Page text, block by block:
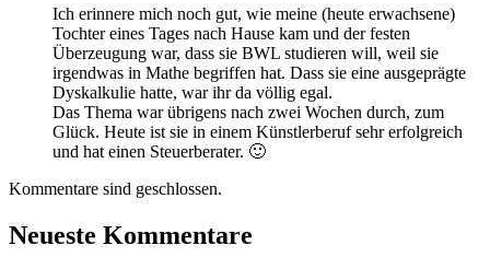
Ich erinnere mich noch gut, wie meine (heute erwachsene)
Tochter eines Tages nach Hause kam und der festen
Überzeugung war, dass sie BWL studieren will, weil sie
irgendwas in Mathe begriffen hat. Dass sie eine ausgeprägte
Dyskalkulie hatte, war ihr da völlig egal.
Das Thema war übrigens nach zwei Wochen durch, zum
Glück. Heute ist sie in einem Künstlerberuf sehr erfolgreich
und hat einen Steuerberater. 🙂
Kommentare sind geschlossen.
Neueste Kommentare